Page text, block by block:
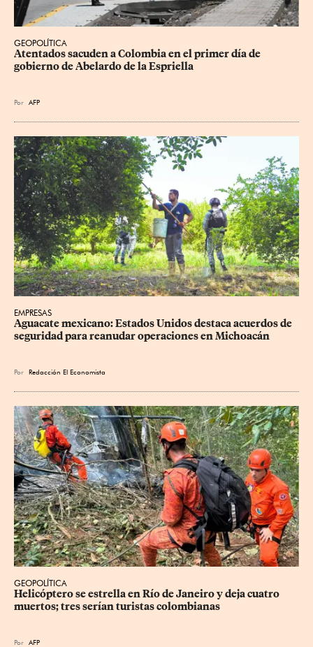
GEOPOLÍTICA
Atentados sacuden a Colombia en el primer día de
gobierno de Abelardo de la Espriella
Por AFP
EMPRESAS
Aguacate mexicano: Estados Unidos destaca acuerdos de
seguridad para reanudar operaciones en Michoacán
Por Redacción El Economista
GEOPOLÍTICA
Helicóptero se estrella en Río de Janeiro y deja cuatro
muertos; tres serían turistas colombianas
Por AFP